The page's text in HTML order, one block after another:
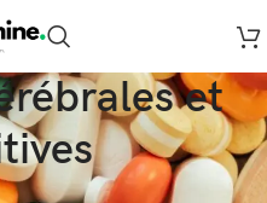
et
et cognitives Voici le seul résultat